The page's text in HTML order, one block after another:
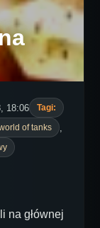
18:06
Tagi:
of tanks
na głównej